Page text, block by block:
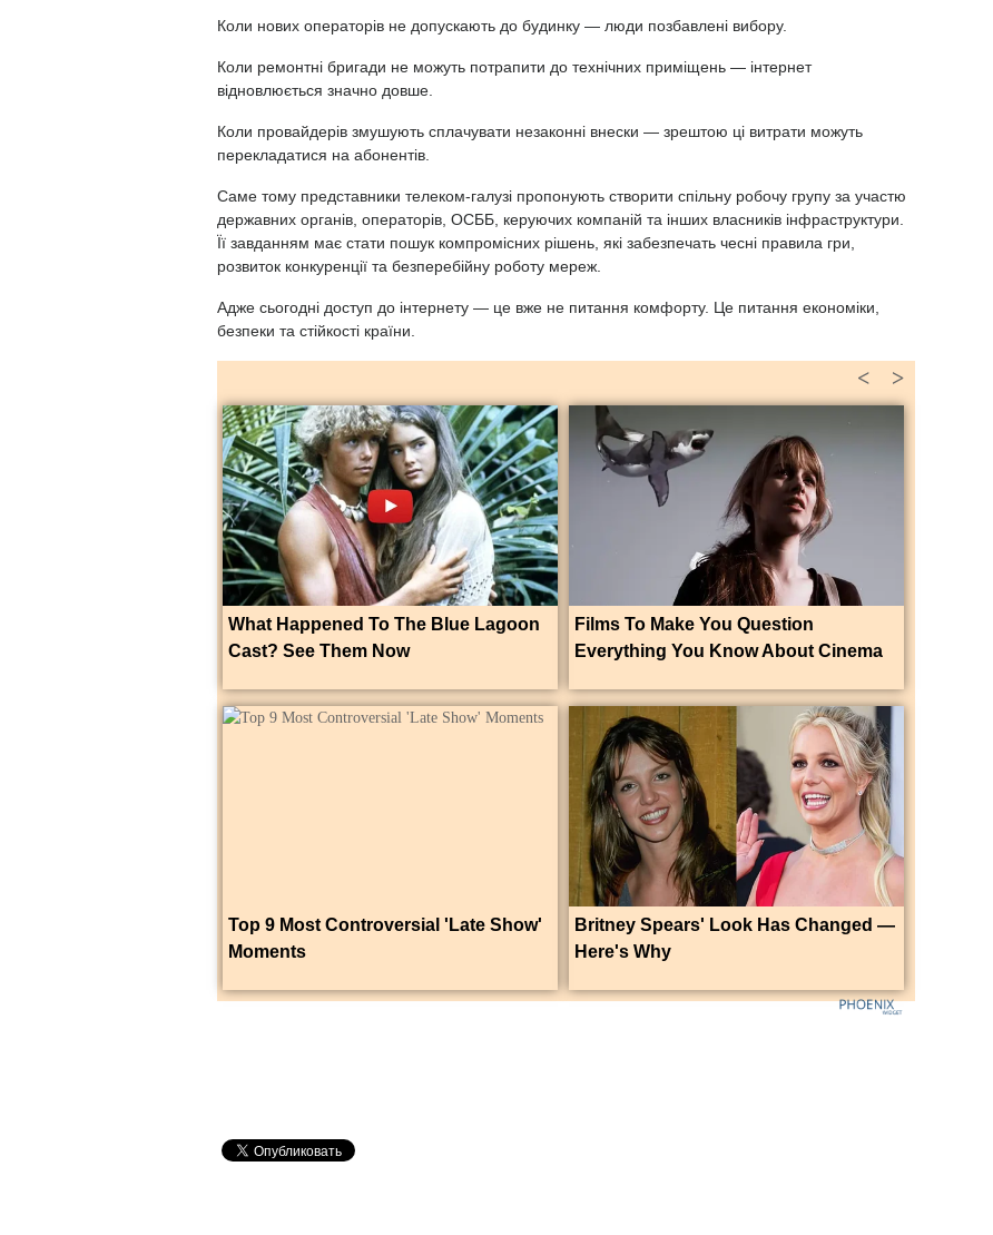
Коли нових операторів не допускають до будинку — люди позбавлені вибору.
Коли ремонтні бригади не можуть потрапити до технічних приміщень — інтернет
відновлюється значно довше.
Коли провайдерів змушують сплачувати незаконні внески — зрештою ці витрати можуть
перекладатися на абонентів.
Саме тому представники телеком-галузі пропонують створити спільну робочу групу за участю
державних органів, операторів, ОСББ, керуючих компаній та інших власників інфраструктури.
Її завданням має стати пошук компромісних рішень, які забезпечать чесні правила гри,
розвиток конкуренції та безперебійну роботу мереж.
Адже сьогодні доступ до інтернету — це вже не питання комфорту. Це питання економіки,
безпеки та стійкості країни.
>
<
What Happened To The Blue Lagoon
Cast? See Them Now
Films To Make You Question
Everything You Know About Cinema
Top 9 Most Controversial 'Late Show'
Moments
Britney Spears' Look Has Changed —
Here's Why